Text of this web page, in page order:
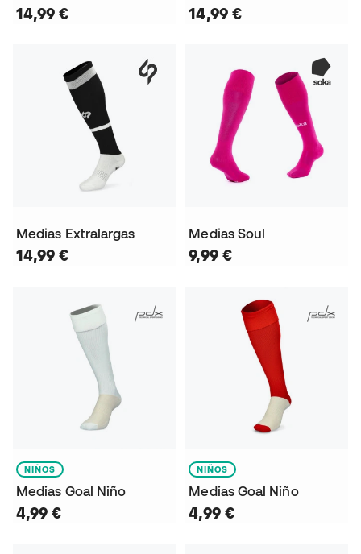
14,99 € 14,99 €
Medias Extralargas
14,99 €
Medias Soul
9,99 €
NIÑOS
Medias Goal Niño
4,99 €
NIÑOS
Medias Goal Niño
4,99 €